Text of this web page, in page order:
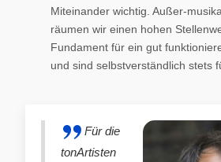
Miteinander wichtig. Außer-
räumen wir einen hohen
Fundament für ein gut
und sind selbstverständlich stets
Für die
tonArtisten